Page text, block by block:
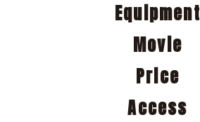
Equipment
Movie
Price
Access